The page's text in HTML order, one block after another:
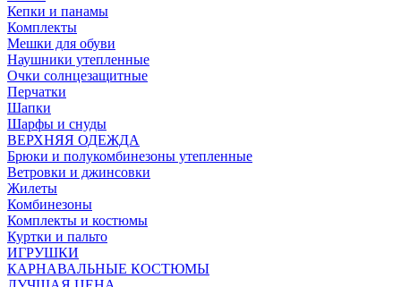
Кепки и панамы
Комплекты
Мешки для обуви
Наушники утепленные
Очки солнцезащитные
Перчатки
Шапки
Шарфы и снуды
ВЕРХНЯЯ ОДЕЖДА
Брюки и полукомбинезоны утепленные
Ветровки и джинсовки
Жилеты
Комбинезоны
Комплекты и костюмы
Куртки и пальто
ИГРУШКИ
КАРНАВАЛЬНЫЕ КОСТЮМЫ